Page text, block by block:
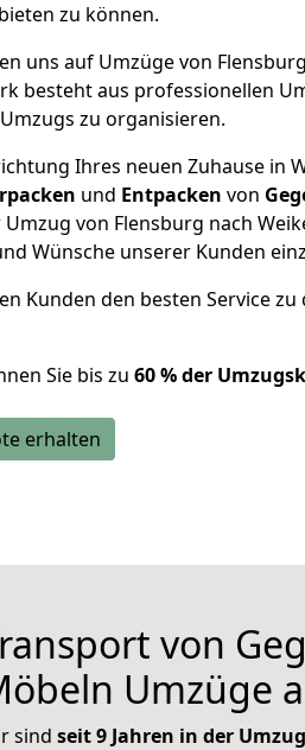
zu können.
uns auf Umzüge von
besteht aus professionellen
zu organisieren.
Ihres neuen Zuhause in
und Entpacken von
von Flensburg nach
Wünsche unserer Kunden
Kunden den besten Service zu
Sie bis zu 60 % der
erhalten
von
Umzüge
sind seit 9 Jahren in der